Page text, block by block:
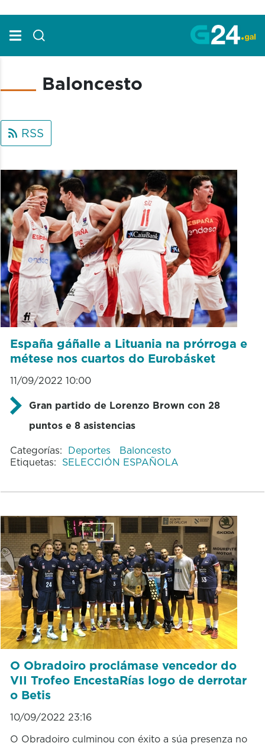
Baloncesto
RSS
España gáñalle a Lituania na prórroga e
métese nos cuartos do Eurobásket
11/09/2022 10:00
Gran partido de Lorenzo Brown con 28
puntos e 8 asistencias
Categorías: Deportes
Baloncesto
Etiquetas: SELECCIÓN ESPAÑOLA
O Obradoiro proclámase vencedor do
VII Trofeo EncestaRías logo de derrotar
o Betis
10/09/2022 23:16
O Obradoiro culminou con éxito a súa presenza no